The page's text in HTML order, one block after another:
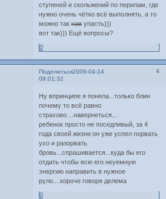
ступеней и скольжений по перилам, где
нужно очень чётко всё выполнять, а то
можно такнае упасть)))
вот так))) Ещё вопросы?
0
Поделиться 4
2009-04-14
09:01:32
Ну впринципе я поняла...только блин
почему то всё равно
страхово....навернеться...
ребенок просто не поседливый, за 4
года своей жизни он уже успел порвать
ухо и разорвать
бровь...спрашивается...куда бы его
отдать чтобы всю его неуемную
энергию направить в нужное
руло....короче говоря делема
0